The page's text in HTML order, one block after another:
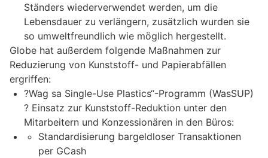
Ständers wiederverwendet werden, um die
Lebensdauer zu verlängern, zusätzlich wurden sie
so umweltfreundlich wie möglich hergestellt.
Globe hat außerdem folgende Maßnahmen zur
Reduzierung von Kunststoff- und Papierabfällen
ergriffen:
?Wag sa Single-Use Plastics“-Programm (WasSUP)
? Einsatz zur Kunststoff-Reduktion unter den
Mitarbeitern und Konzessionären in den Büros:
Standardisierung bargeldloser Transaktionen
per GCash